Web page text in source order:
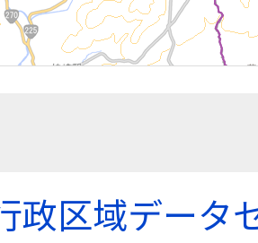
政区域データ